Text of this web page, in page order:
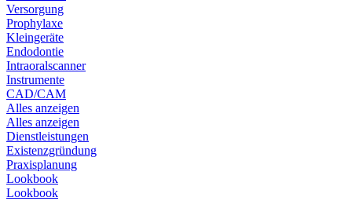
Versorgung
Prophylaxe
Kleingeräte
Endodontie
Intraoralscanner
Instrumente
CAD/CAM
Alles anzeigen
Alles anzeigen
Dienstleistungen
Existenzgründung
Praxisplanung
Lookbook
Lookbook